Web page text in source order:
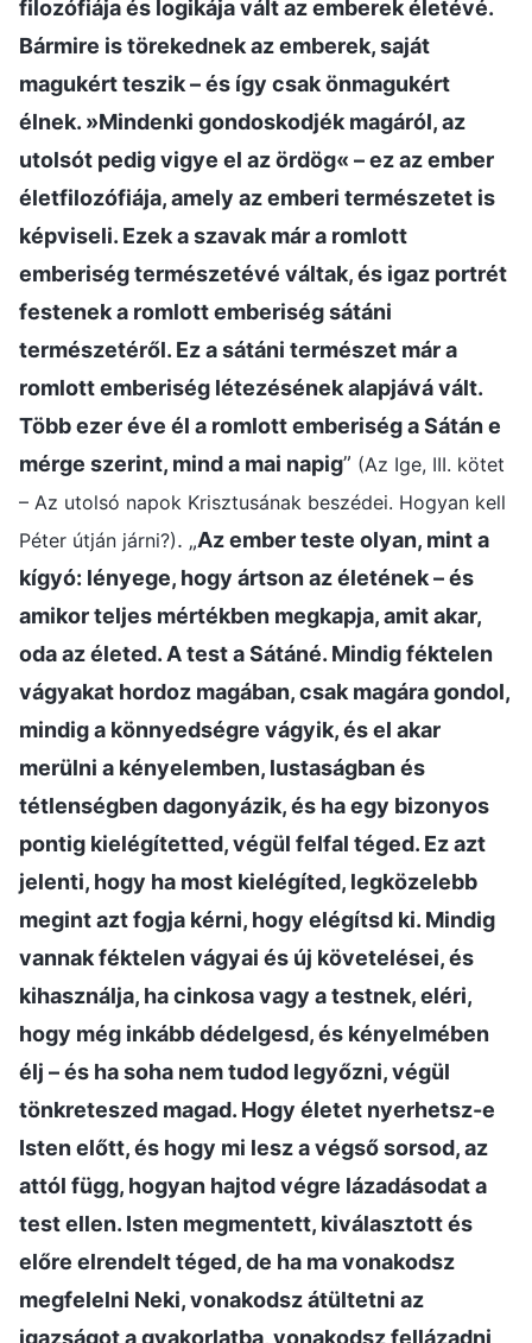
filozófiája és logikája vált az emberek életévé.
Bármire is törekednek az emberek, saját
magukért teszik – és így csak önmagukért
élnek. »Mindenki gondoskodjék magáról, az
utolsót pedig vigye el az ördög« – ez az ember
életfilozófiája, amely az emberi természetet is
képviseli. Ezek a szavak már a romlott
emberiség természetévé váltak, és igaz portrét
festenek a romlott emberiség sátáni
természetéről. Ez a sátáni természet már a
romlott emberiség létezésének alapjává vált.
Több ezer éve él a romlott emberiség a Sátán e
mérge szerint, mind a mai napig” (Az Ige, III. kötet
– Az utolsó napok Krisztusának beszédei. Hogyan kell
Péter útján járni?). „Az ember teste olyan, mint a
kígyó: lényege, hogy ártson az életének – és
amikor teljes mértékben megkapja, amit akar,
oda az életed. A test a Sátáné. Mindig féktelen
vágyakat hordoz magában, csak magára gondol,
mindig a könnyedségre vágyik, és el akar
merülni a kényelemben, lustaságban és
tétlenségben dagonyázik, és ha egy bizonyos
pontig kielégítetted, végül felfal téged. Ez azt
jelenti, hogy ha most kielégíted, legközelebb
megint azt fogja kérni, hogy elégítsd ki. Mindig
vannak féktelen vágyai és új követelései, és
kihasználja, ha cinkosa vagy a testnek, eléri,
hogy még inkább dédelgesd, és kényelmében
élj – és ha soha nem tudod legyőzni, végül
tönkreteszed magad. Hogy életet nyerhetsz-e
Isten előtt, és hogy mi lesz a végső sorsod, az
attól függ, hogyan hajtod végre lázadásodat a
test ellen. Isten megmentett, kiválasztott és
előre elrendelt téged, de ha ma vonakodsz
megfelelni Neki, vonakodsz átültetni az
igazságot a gyakorlatba, vonakodsz fellázadni